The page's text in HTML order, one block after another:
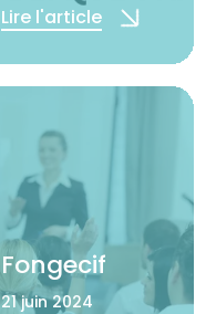
Lire l'article
Fongecif
21 juin 2024